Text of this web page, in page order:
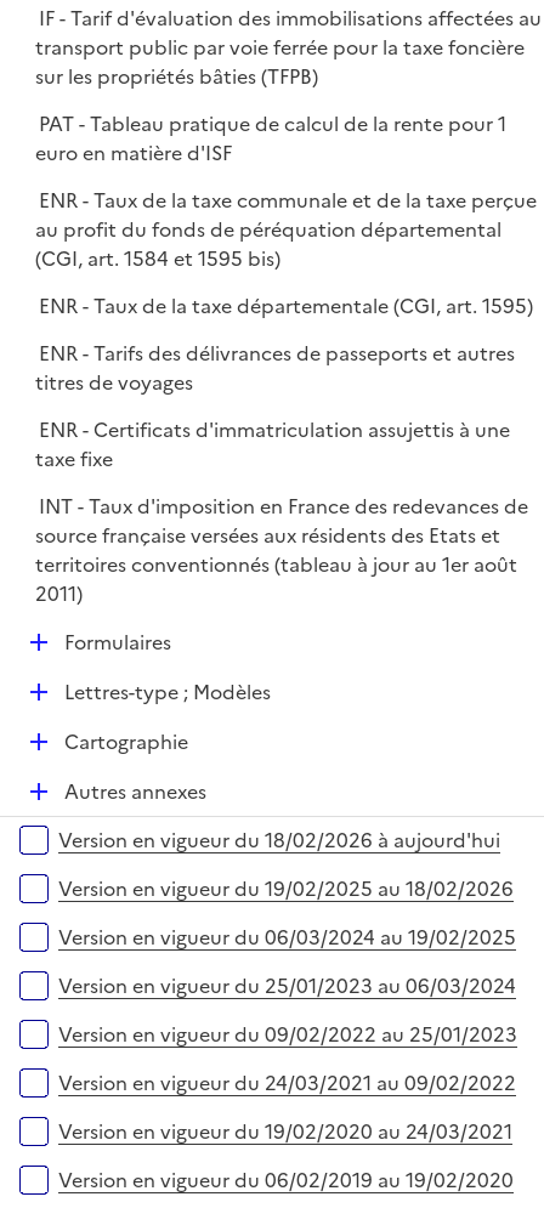
IF - Tarif d'évaluation des immobilisations affectées au
transport public par voie ferrée pour la taxe foncière
sur les propriétés bâties (TFPB)
PAT - Tableau pratique de calcul de la rente pour 1
euro en matière d'ISF
ENR - Taux de la taxe communale et de la taxe perçue
au profit du fonds de péréquation départemental
(CGI, art. 1584 et 1595 bis)
ENR - Taux de la taxe départementale (CGI, art. 1595)
ENR - Tarifs des délivrances de passeports et autres
titres de voyages
ENR - Certificats d'immatriculation assujettis à une
taxe fixe
INT - Taux d'imposition en France des redevances de
source française versées aux résidents des Etats et
territoires conventionnés (tableau à jour au 1er août
2011)
D
r
Formulaires
D
e
Lettres-type ; Modèles
D
p
e
Cartographie
D
é
p
e
Autres annexes
Versions sur la période
Version en vigueur du 18/02/2026 à aujourd'hui
Version en vigueur du 19/02/2025 au 18/02/2026
Version en vigueur du 06/03/2024 au 19/02/2025
Version en vigueur du 25/01/2023 au 06/03/2024
Version en vigueur du 09/02/2022 au 25/01/2023
Version en vigueur du 24/03/2021 au 09/02/2022
Version en vigueur du 19/02/2020 au 24/03/2021
Version en vigueur du 06/02/2019 au 19/02/2020